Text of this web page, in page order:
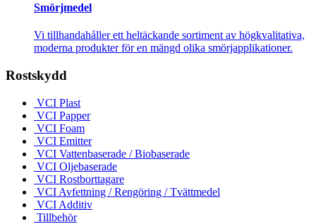
Smörjmedel
Vi tillhandahåller ett heltäckande sortiment av högkvalitativa,
moderna produkter för en mängd olika smörjapplikationer.
Rostskydd
VCI Plast
VCI Papper
VCI Foam
VCI Emitter
VCI Vattenbaserade / Biobaserade
VCI Oljebaserade
VCI Rostborttagare
VCI Avfettning / Rengöring / Tvättmedel
VCI Additiv
Tillbehör